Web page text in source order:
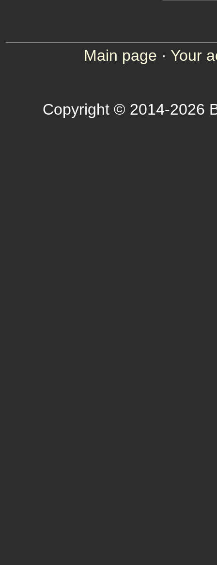
Main page · Your
Copyright © 2014-2026